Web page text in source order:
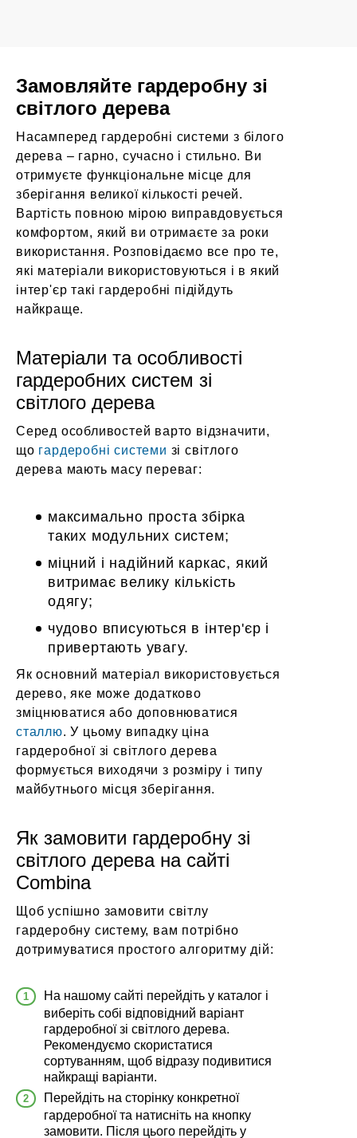
Замовляйте гардеробну зі
світлого дерева
Насамперед гардеробні системи з білого
дерева – гарно, сучасно і стильно. Ви
отримуєте функціональне місце для
зберігання великої кількості речей.
Вартість повною мірою виправдовується
комфортом, який ви отримаєте за роки
використання. Розповідаємо все про те,
які матеріали використовуються і в який
інтер'єр такі гардеробні підійдуть
найкраще.
Матеріали та особливості
гардеробних систем зі
світлого дерева
Серед особливостей варто відзначити,
що гардеробні системи зі світлого
дерева мають масу переваг:
максимально проста збірка
таких модульних систем;
міцний і надійний каркас, який
витримає велику кількість
одягу;
чудово вписуються в інтер'єр і
привертають увагу.
Як основний матеріал використовується
дерево, яке може додатково
зміцнюватися або доповнюватися
сталлю. У цьому випадку ціна
гардеробної зі світлого дерева
формується виходячи з розміру і типу
майбутнього місця зберігання.
Як замовити гардеробну зі
світлого дерева на сайті
Combina
Щоб успішно замовити світлу
гардеробну систему, вам потрібно
дотримуватися простого алгоритму дій:
На нашому сайті перейдіть у каталог і
виберіть собі відповідний варіант
гардеробної зі світлого дерева.
Рекомендуємо скористатися
сортуванням, щоб відразу подивитися
найкращі варіанти.
Перейдіть на сторінку конкретної
гардеробної та натисніть на кнопку
замовити. Після цього перейдіть у